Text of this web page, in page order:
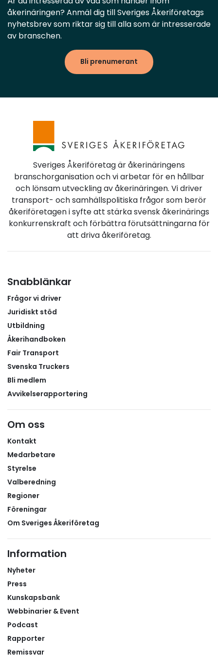
åkerinäringen? Anmäl dig till Sveriges Åkeriföretags
nyhetsbrev som riktar sig till alla som är intresserade
av branschen.
Bli prenumerant
Sveriges Åkeriföretag är åkerinäringens
branschorganisation och vi arbetar för en hållbar
och lönsam utveckling av åkerinäringen. Vi driver
transport- och samhällspolitiska frågor som berör
åkeriföretagen i syfte att stärka svensk åkerinärings
konkurrenskraft och förbättra förutsättningarna för
att driva åkeriföretag.
Snabblänkar
Frågor vi driver
Juridiskt stöd
Utbildning
Åkerihandboken
Fair Transport
Svenska Truckers
Bli medlem
Avvikelserapportering
Om oss
Kontakt
Medarbetare
Styrelse
Valberedning
Regioner
Föreningar
Om Sveriges Åkeriföretag
Information
Nyheter
Press
Kunskapsbank
Webbinarier & Event
Podcast
Rapporter
Remissvar